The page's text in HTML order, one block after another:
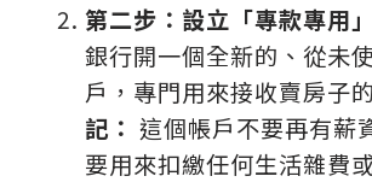
第二步：設立「專款專用
銀行開一個全新的、從未
戶，專門用來接收賣房子
記： 這個帳戶不要再有薪
要用來扣繳任何生活雜費